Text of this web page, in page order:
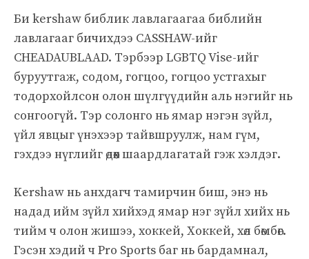
Би kershaw библик лавлагаагаа библийн
лавлагааг бичихдээ CASSHAW-ийг
CHEADAUBLAAD. Тэрбээр LGBTQ Vise-ийг
буруутгаж, содом, гогцоо, гогцоо устгахыг
тодорхойлсон олон шүлгүүдийн аль нэгийг нь
сонгоогүй. Тэр солонго нь ямар нэгэн зүйл,
үйл явцыг үнэхээр тайвшруулж, нам гүм,
гэхдээ нүглийг өдөөх шаардлагатай гэж хэлдэг.
Kershaw нь анхдагч тамирчин биш, энэ нь
надад ийм зүйл хийхэд ямар нэг зүйл хийх нь
тийм ч олон жишээ, хоккей, Хоккей, хөл бөмбөг.
Гэсэн хэдий ч Pro Sports баг нь бардамнал,